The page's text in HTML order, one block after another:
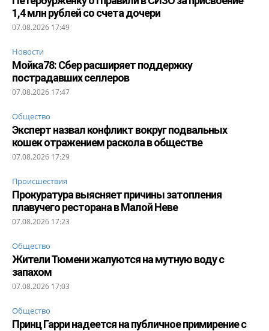
1,4 млн рублей со счета дочери
07.08.2026 17:49
Новости
Мойка78: Сбер расширяет поддержку
пострадавших селлеров
07.08.2026 17:47
Общество
Эксперт назвал конфликт вокруг подвальных
кошек отражением раскола в обществе
07.08.2026 17:29
Происшествия
Прокуратура выясняет причины затопления
плавучего ресторана в Малой Неве
07.08.2026 17:23
Общество
Жители Тюмени жалуются на мутную воду с
запахом
07.08.2026 17:03
Общество
Принц Гарри надеется на публичное примирение с